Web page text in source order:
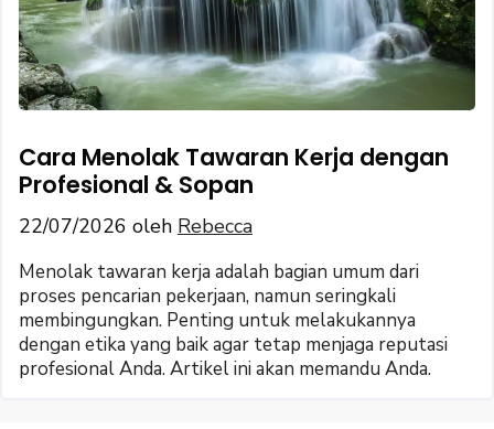
Cara Menolak Tawaran Kerja dengan
Profesional & Sopan
22/07/2026 oleh Rebecca
Menolak tawaran kerja adalah bagian umum dari
proses pencarian pekerjaan, namun seringkali
membingungkan. Penting untuk melakukannya
dengan etika yang baik agar tetap menjaga reputasi
profesional Anda. Artikel ini akan memandu Anda.